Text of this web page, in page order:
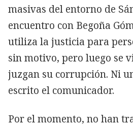
masivas del entorno de
encuentro con Begoña
utiliza la justicia para
sin motivo, pero luego se
juzgan su corrupción. Ni
escrito el comunicador.
Por el momento, no han